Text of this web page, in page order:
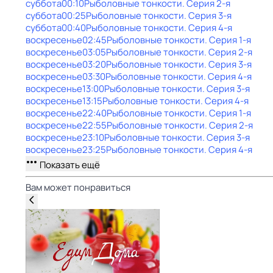
суббота00:10Рыболовные тонкости. Серия 2-я
суббота00:25Рыболовные тонкости. Серия 3-я
суббота00:40Рыболовные тонкости. Серия 4-я
воскресенье02:45Рыболовные тонкости. Серия 1-я
воскресенье03:05Рыболовные тонкости. Серия 2-я
воскресенье03:20Рыболовные тонкости. Серия 3-я
воскресенье03:30Рыболовные тонкости. Серия 4-я
воскресенье13:00Рыболовные тонкости. Серия 3-я
воскресенье13:15Рыболовные тонкости. Серия 4-я
воскресенье22:40Рыболовные тонкости. Серия 1-я
воскресенье22:55Рыболовные тонкости. Серия 2-я
воскресенье23:10Рыболовные тонкости. Серия 3-я
воскресенье23:25Рыболовные тонкости. Серия 4-я
Показать ещё
Вам может понравиться